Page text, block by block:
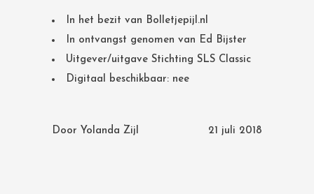
In het bezit van Bolletjepijl.nl
In ontvangst genomen van Ed Bijster
Uitgever/uitgave Stichting SLS Classic
Digitaal beschikbaar: nee
Door Yolanda Zijl 21 juli 2018